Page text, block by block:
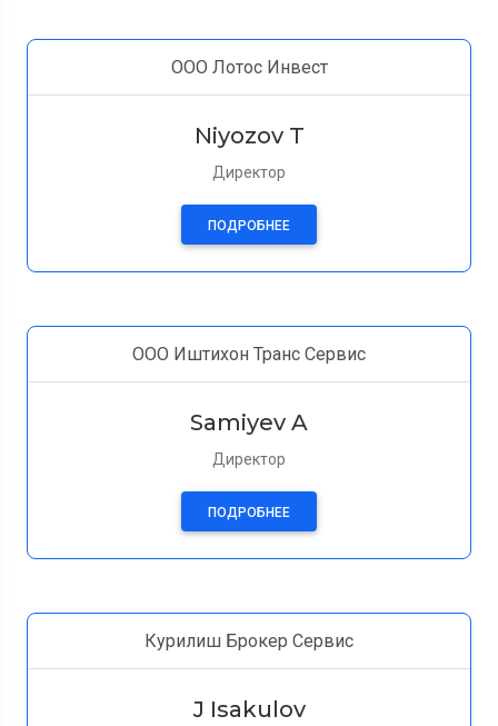
ООО Лотос Инвест
Niyozov T
Директор
ПОДРОБНЕЕ
ООО Иштихон Транс Сервис
Samiyev A
Директор
ПОДРОБНЕЕ
Курилиш Брокер Сервис
J Isakulov